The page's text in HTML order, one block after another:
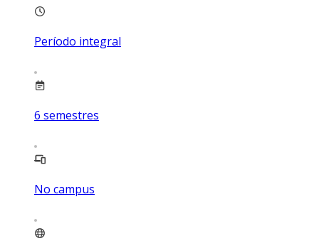
Período integral
6 semestres
No campus